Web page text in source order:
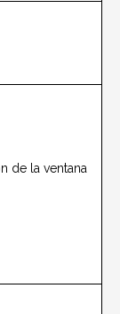
de la ventana